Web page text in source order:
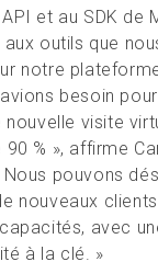
et au SDK de
aux outils que
notre
besoin
nouvelle visite
90 % », affirme
Nous pouvons
nouveaux
avec
à la clé. »